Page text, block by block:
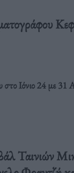
στο Ιόνιο 24 με 31
Ταινιών